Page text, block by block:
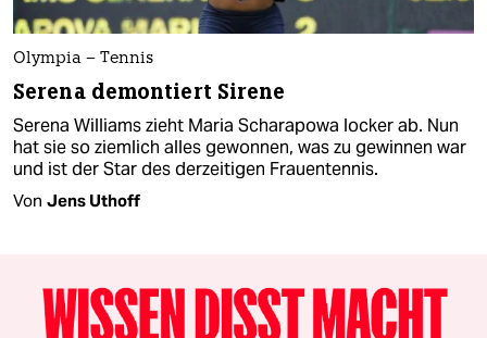
Olympia – Tennis
Serena demontiert Sirene
Serena Williams zieht Maria Scharapowa locker ab. Nun
hat sie so ziemlich alles gewonnen, was zu gewinnen war
und ist der Star des derzeitigen Frauentennis.
Von Jens Uthoff